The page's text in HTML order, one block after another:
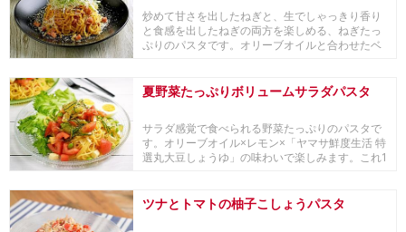
炒めて甘さを出したねぎと、生でしゃっきり香り
と食感を出したねぎの両方を楽しめる、ねぎたっ
ぷりのパスタです。オリーブオイルと合わせたベ
夏野菜たっぷりボリュームサラダパスタ
サラダ感覚で食べられる野菜たっぷりのパスタで
す。オリーブオイル×レモン×「ヤマサ鮮度生活 特
選丸大豆しょうゆ」の味わいで楽しみます。これ1
ツナとトマトの柚子こしょうパスタ